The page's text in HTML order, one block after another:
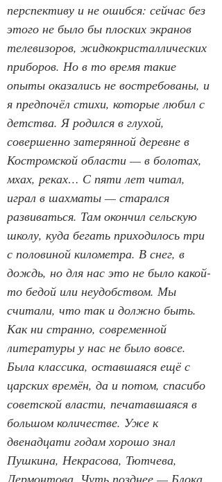
перспективу и не ошибся: сейчас без
этого не было бы плоских экранов
телевизоров, жидкокристаллических
приборов. Но в то время такие
опыты оказались не востребованы, и
я предпочёл стихи, которые любил с
детства. Я родился в глухой,
совершенно затерянной деревне в
Костромской области — в болотах,
мхах, реках… С пяти лет читал,
играл в шахматы — старался
развиваться. Там окончил сельскую
школу, куда бегать приходилось три
с половиной километра. В снег, в
дождь, но для нас это не было какой-
то бедой или неудобством. Мы
считали, что так и должно быть.
Как ни странно, современной
литературы у нас не было вовсе.
Была классика, оставшаяся ещё с
царских времён, да и потом, спасибо
советской власти, печатавшаяся в
большом количестве. Уже к
двенадцати годам хорошо знал
Пушкина, Некрасова, Тютчева,
Лермонтова. Чуть позднее — Блока.